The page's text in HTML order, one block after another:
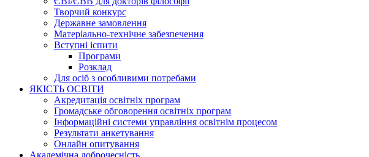
Творчий конкурс
Державне замовлення
Матеріально-технічне забезпечення
Вступні іспити
Програми
Розклад
Для осіб з особливими потребами
ЯКІСТЬ ОСВІТИ
Акредитація освітніх програм
Громадське обговорення освітніх програм
Інформаційні системи управління освітнім процесом
Результати анкетування
Онлайн опитування
Академічна доброчесність